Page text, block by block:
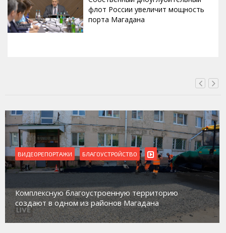
флот России увеличит мощность
порта Магадана
ВИДЕОРЕПОРТАЖИ БЛАГОУСТРОЙСТВО
Комплексную благоустроенную территорию
создают в одном из районов Магадана